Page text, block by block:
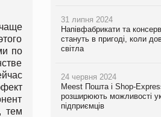
по
тем
31 липня 2024
Напівфабрикати та
стануть в пригоді, коли
світла
24 червня 2024
Meest Пошта і Shop-
розширюють можливості
підприємців